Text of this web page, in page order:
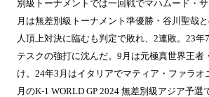
別級トーナメントでは一回戦でマハムード・
月は無差別級トーナメント準優勝・谷川聖哉
人頂上対決に臨むも判定で敗れ、2連敗。23年
テスクの強打に沈んだ。9月は元極真世界王者
け。24年3月はイタリアでマティア・ファラオ
月のK-1 WORLD GP 2024 無差別級アジア予選